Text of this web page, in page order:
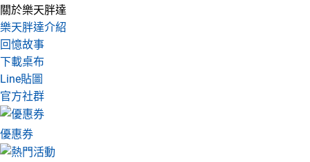
關於樂天胖達
樂天胖達介紹
回憶故事
下載桌布
Line貼圖
官方社群
優惠券